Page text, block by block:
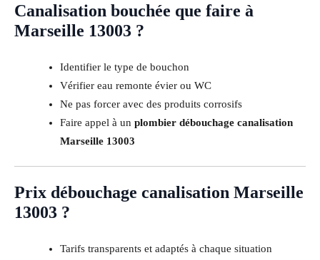
Canalisation bouchée que faire à
Marseille 13003 ?
Identifier le type de bouchon
Vérifier eau remonte évier ou WC
Ne pas forcer avec des produits corrosifs
Faire appel à un plombier débouchage canalisation
Marseille 13003
Prix débouchage canalisation Marseille
13003 ?
Tarifs transparents et adaptés à chaque situation